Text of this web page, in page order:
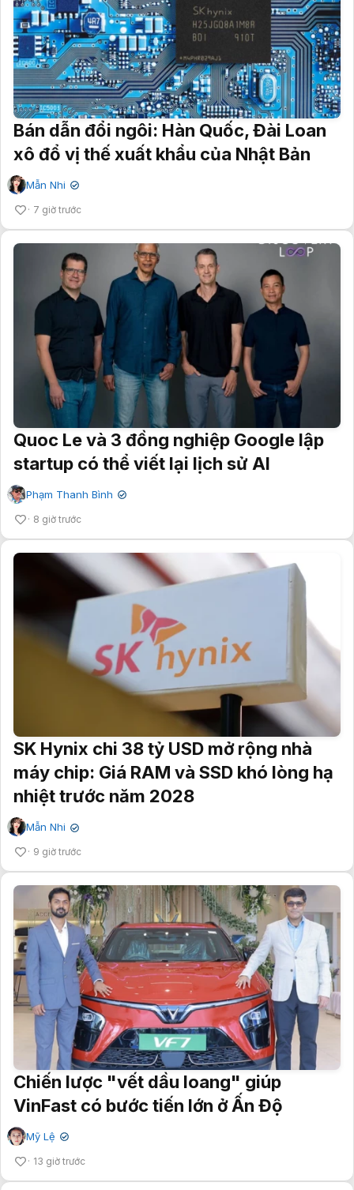
Bán dẫn đổi ngôi: Hàn Quốc, Đài Loan
xô đổ vị thế xuất khẩu của Nhật Bản
Mẫn Nhi ✔
7 giờ trước
Quoc Le và 3 đồng nghiệp Google lập
startup có thể viết lại lịch sử AI
Phạm Thanh Bình ✔
8 giờ trước
SK Hynix chi 38 tỷ USD mở rộng nhà
máy chip: Giá RAM và SSD khó lòng hạ
nhiệt trước năm 2028
Mẫn Nhi ✔
9 giờ trước
Chiến lược "vết dầu loang" giúp
VinFast có bước tiến lớn ở Ấn Độ
Mỹ Lệ ✔
13 giờ trước